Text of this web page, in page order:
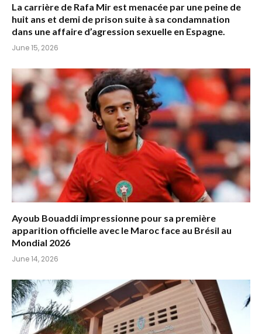
La carrière de Rafa Mir est menacée par une peine de
huit ans et demi de prison suite à sa condamnation
dans une affaire d’agression sexuelle en Espagne.
June 15, 2026
Ayoub Bouaddi impressionne pour sa première
apparition officielle avec le Maroc face au Brésil au
Mondial 2026
June 14, 2026